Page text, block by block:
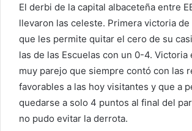
El derbi de la capital albaceteña entre
llevaron las celeste. Primera victoria de
que les permite quitar el cero de su
las de las Escuelas con un 0-4. Victoria
muy parejo que siempre contó con las
favorables a las hoy visitantes y que a
quedarse a solo 4 puntos al final del
no pudo evitar la derrota.